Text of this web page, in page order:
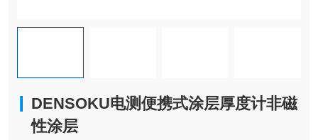
DENSOKU电测便携式涂层厚度计非磁
性涂层